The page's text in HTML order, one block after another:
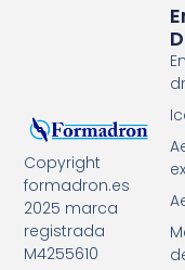
Copyright
formadron.es
2025 marca
registrada
M4255610